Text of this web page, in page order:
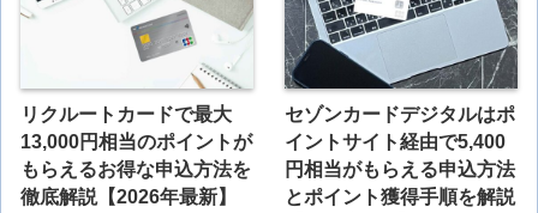
リクルートカードで最大
13,000円相当のポイントが
もらえるお得な申込方法を
徹底解説【2026年最新】
セゾンカードデジタルはポ
イントサイト経由で5,400
円相当がもらえる申込方法
とポイント獲得手順を解説